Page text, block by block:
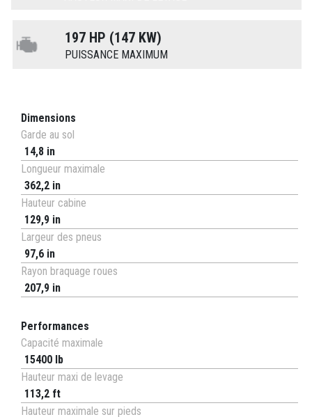
197 HP (147 KW)
PUISSANCE MAXIMUM
Dimensions
Garde au sol
14,8 in
Longueur maximale
362,2 in
Hauteur cabine
129,9 in
Largeur des pneus
97,6 in
Rayon braquage roues
207,9 in
Performances
Capacité maximale
15400 lb
Hauteur maxi de levage
113,2 ft
Hauteur maximale sur pieds